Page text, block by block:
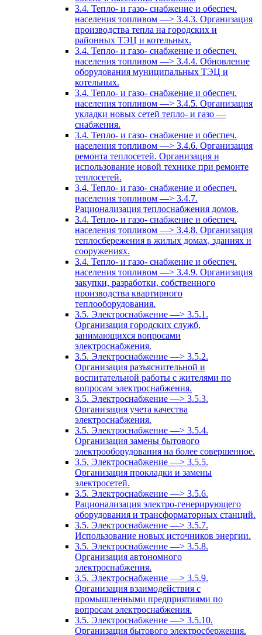
3.4. Тепло- и газо- снабжение и обеспеч.
населения топливом —> 3.4.3. Организация
производства тепла на городских и
районных ТЭЦ и котельных.
3.4. Тепло- и газо- снабжение и обеспеч.
населения топливом —> 3.4.4. Обновление
оборудования муниципальных ТЭЦ и
котельных.
3.4. Тепло- и газо- снабжение и обеспеч.
населения топливом —> 3.4.5. Организация
укладки новых сетей тепло- и газо —
снабжения.
3.4. Тепло- и газо- снабжение и обеспеч.
населения топливом —> 3.4.6. Организация
ремонта теплосетей. Организация и
использование новой технике при ремонте
теплосетей.
3.4. Тепло- и газо- снабжение и обеспеч.
населения топливом —> 3.4.7.
Рационализация теплоснабжения домов.
3.4. Тепло- и газо- снабжение и обеспеч.
населения топливом —> 3.4.8. Организация
теплосбережения в жилых домах, зданиях и
сооружениях.
3.4. Тепло- и газо- снабжение и обеспеч.
населения топливом —> 3.4.9. Организация
закупки, разработки, собственного
производства квартирного
теплооборудования.
3.5. Электроснабжение —> 3.5.1.
Организация городских служб,
занимающихся вопросами
электроснабжения.
3.5. Электроснабжение —> 3.5.2.
Организация разъяснительной и
воспитательной работы с жителями по
вопросам электроснабжения.
3.5. Электроснабжение —> 3.5.3.
Организация учета качества
электроснабжения.
3.5. Электроснабжение —> 3.5.4.
Организация замены бытового
электрооборудования на более совершенное.
3.5. Электроснабжение —> 3.5.5.
Организация прокладки и замены
электросетей.
3.5. Электроснабжение —> 3.5.6.
Рационализация электро-генерирующего
оборудования и трансформаторных станций.
3.5. Электроснабжение —> 3.5.7.
Использование новых источников энергии.
3.5. Электроснабжение —> 3.5.8.
Организация автономного
электроснабжения.
3.5. Электроснабжение —> 3.5.9.
Организация взаимодействия с
промышленными предприятиями по
вопросам электроснабжения.
3.5. Электроснабжение —> 3.5.10.
Организация бытового электросбержения.